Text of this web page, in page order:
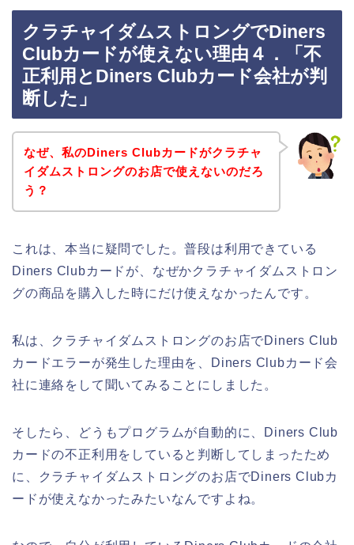
クラチャイダムストロングでDiners
Clubカードが使えない理由４．「不
正利用とDiners Clubカード会社が判
断した」
なぜ、私のDiners Clubカードがクラチャ
イダムストロングのお店で使えないのだろ
う？
これは、本当に疑問でした。普段は利用できている
Diners Clubカードが、なぜかクラチャイダムストロン
グの商品を購入した時にだけ使えなかったんです。
私は、クラチャイダムストロングのお店でDiners Club
カードエラーが発生した理由を、Diners Clubカード会
社に連絡をして聞いてみることにしました。
そしたら、どうもプログラムが自動的に、Diners Club
カードの不正利用をしていると判断してしまったため
に、クラチャイダムストロングのお店でDiners Clubカ
ードが使えなかったみたいなんですよね。